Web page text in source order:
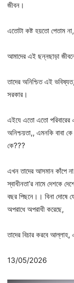
জীবন।
এতোটা কষ্ট হয়তো পেতাম
আমাদের এই ছন্নছাড়া
তাদের অনিশ্চিত এই
সরকার।
এইযে এতো এতো পরিবারের
অনিশ্চয়তা,, এমনকি বাবা
কে???
এখন তাদের আসমান কাঁপে
স্বাধীনতা’র নামে দেশকে
বছর পিছনে।। বিনা দোষে
অপরাধে অপরাধী করেছে,
তাদের বিচার করবে আল্লাহ,
13/05/2026